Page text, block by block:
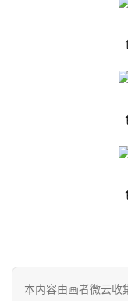
本内容由画者微云收